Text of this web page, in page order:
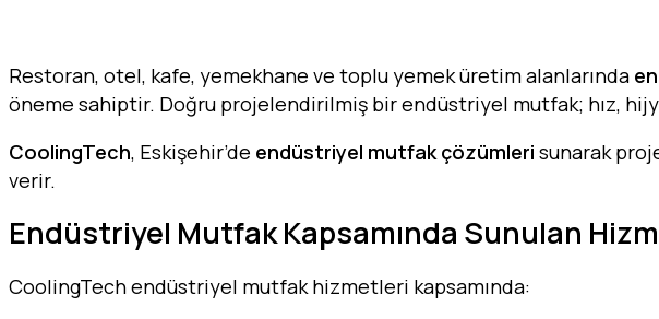
Restoran, otel, kafe, yemekhane ve toplu yemek üretim alanlarında
öneme sahiptir. Doğru projelendirilmiş bir endüstriyel mutfak; hız,
CoolingTech, Eskişehir’de endüstriyel mutfak çözümleri sunarak
verir.
Endüstriyel Mutfak Kapsamında Sunulan
CoolingTech endüstriyel mutfak hizmetleri kapsamında: